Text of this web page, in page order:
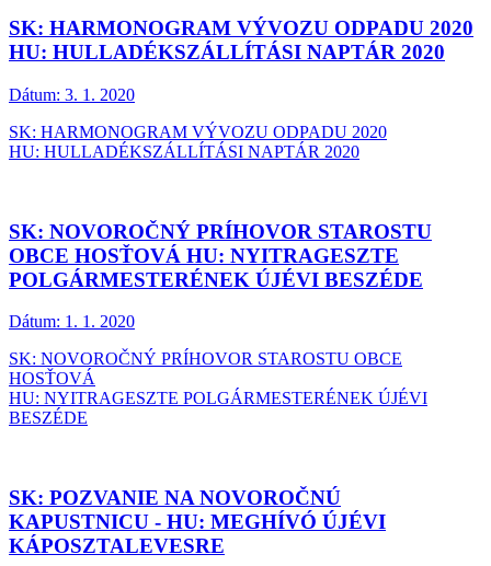
SK: HARMONOGRAM VÝVOZU ODPADU 2020
HU: HULLADÉKSZÁLLÍTÁSI NAPTÁR 2020
Dátum: 3. 1. 2020
SK: HARMONOGRAM VÝVOZU ODPADU 2020
HU: HULLADÉKSZÁLLÍTÁSI NAPTÁR 2020
SK: NOVOROČNÝ PRÍHOVOR STAROSTU
OBCE HOSŤOVÁ HU: NYITRAGESZTE
POLGÁRMESTERÉNEK ÚJÉVI BESZÉDE
Dátum: 1. 1. 2020
SK: NOVOROČNÝ PRÍHOVOR STAROSTU OBCE
HOSŤOVÁ
HU: NYITRAGESZTE POLGÁRMESTERÉNEK ÚJÉVI
BESZÉDE
SK: POZVANIE NA NOVOROČNÚ
KAPUSTNICU - HU: MEGHÍVÓ ÚJÉVI
KÁPOSZTALEVESRE